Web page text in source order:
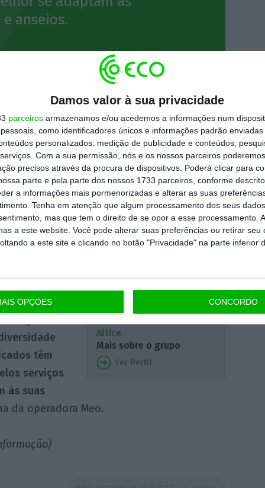
Damos valor à sua privacidade
parceiros armazenamos e/ou acedemos a informações num
como identificadores únicos e informações padrão
personalizados, medição de publicidade e conteúdos,
Com a sua permissão, nós e os nossos parceiros
precisos através da procura de dispositivos. Poderá clicar para
parte e pela parte dos nossos 1733 parceiros, conforme
a informações mais pormenorizadas e alterar as suas
Tenha em atenção que algum processamento dos seus
mas que tem o direito de se opor a esse processamento.
a este website. Você pode alterar suas preferências ou retirar seu
a este site e clicando no botão "Privacidade" na parte inferior
OPÇÕES CONCORDO
anseios.
feira,conclui que “não parece possível
das frequências tenha qualquer
, e sublinha que “deve ser ainda analisada e
conflitos de interesse, da Meo (…) ser a
de empresas) que um operador
Altice
Mais sobre o grupo
Ver Perfil
o seu
e
muito
têm
serviços
às suas
da operadora Meo.